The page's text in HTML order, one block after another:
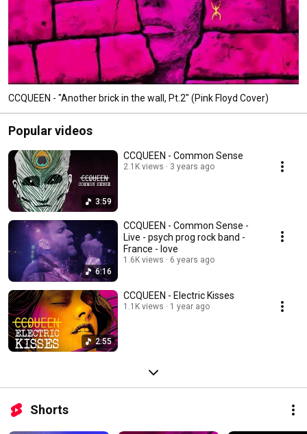
CCQUEEN - "Another brick in the wall, Pt.2" (Pink Floyd Cover)
Popular videos
3:59
CCQUEEN - Common Sense
2.1K views 3 years ago
6:16
CCQUEEN - Common Sense -
Live - psych prog rock band -
France - love
1.6K views 6 years ago
2:55
CCQUEEN - Electric Kisses
1.1K views 1 year ago
Shorts